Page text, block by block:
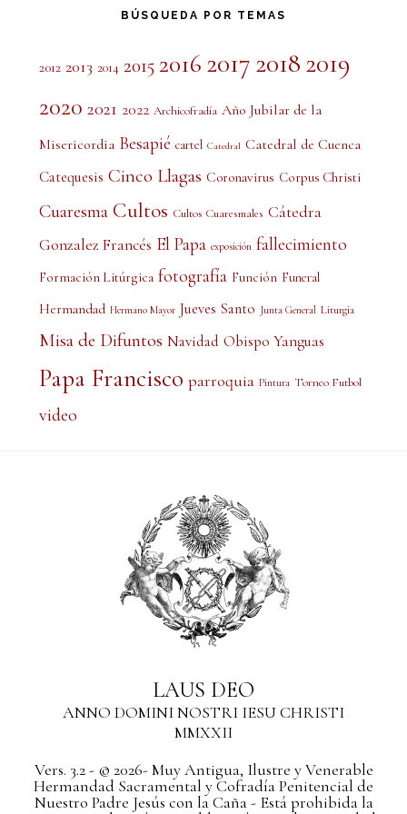
BÚSQUEDA POR TEMAS
2012 2013 2014 2015 2016 2017 2018 2019
2020 2021 2022 Archicofradía Año Jubilar de la
Misericordia Besapié cartel Catedral Catedral de Cuenca
Catequesis Cinco Llagas Coronavirus Corpus Christi
Cuaresma Cultos Cultos Cuaresmales Cátedra
Gonzalez Francés El Papa exposición fallecimiento
Formación Litúrgica fotografía Función Funeral
Hermandad Hermano Mayor Jueves Santo Junta General Liturgia
Misa de Difuntos Navidad Obispo Yanguas
Papa Francisco parroquia Pintura Torneo Futbol
video
LAUS DEO
ANNO DOMINI NOSTRI IESU CHRISTI
MMXXII
Vers. 3.2 - © 2026- Muy Antigua, Ilustre y Venerable
Hermandad Sacramental y Cofradía Penitencial de
Nuestro Padre Jesús con la Caña - Está prohibida la